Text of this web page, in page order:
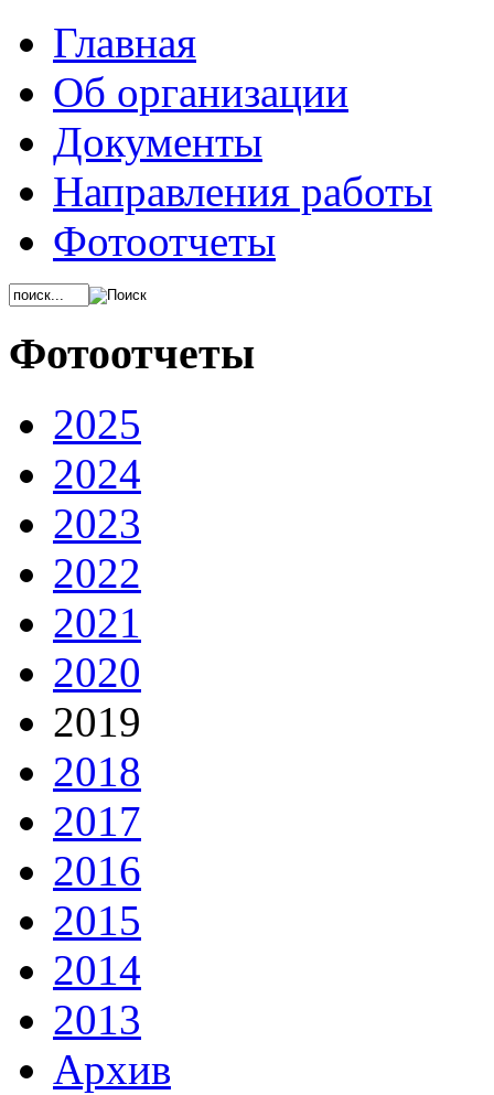
Главная
Об организации
Документы
Направления работы
Фотоотчеты
Фотоотчеты
2025
2024
2023
2022
2021
2020
2019
2018
2017
2016
2015
2014
2013
Архив